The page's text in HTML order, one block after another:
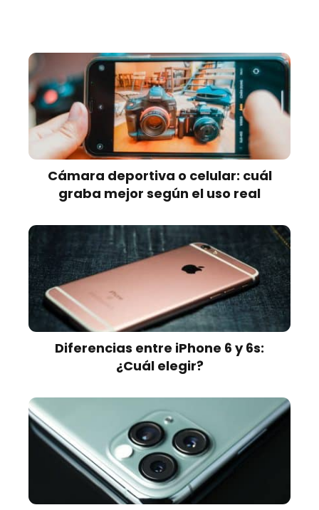
Cámara deportiva o celular: cuál
graba mejor según el uso real
Diferencias entre iPhone 6 y 6s:
¿Cuál elegir?